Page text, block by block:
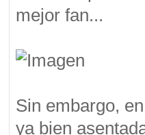
mejor fan...
Sin embargo,
ya bien